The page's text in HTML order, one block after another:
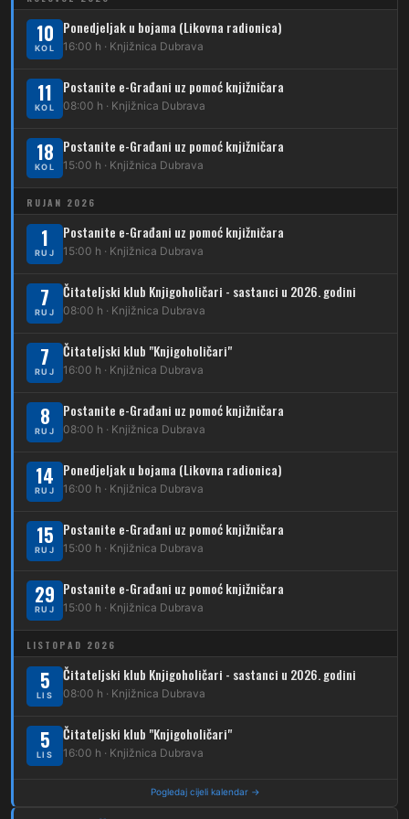
Kliknite stanicu za prikaz voznog reda
208 Dubrava – Vidovec
209
210 Dubrava – Stud. grad – Klin
213
214 Koledinečka – Resnički gaj
223 Dubrava – Trnovčica – Dubec
230 Dubrava – Granešinski Novaki
232 Dubrava – Jazbina
269
DUBEC
212
223 Dubec – Trnovčica – Dubrava
224 Dubec – Novoselec
261 Dubec – Sesvete – Goranec
262 Dubec – Sesvete – Planina Donja
263 Dubec – Sesvete–Kašina – Pl.Gornja
264 Dubec – Sesvete – Jesenovec
267
270 Dubec – Sesvete – Blaguša
11 Dubec – Črnomerec
34 Dubec – Ljubljanica – Noćna linija
Karta tramvajskih linija
10
KOL
Ponedjeljak u bojama (Likovna radionica)
16:00 h · Knjižnica Dubrava
11
KOL
Postanite e-Građani uz pomoć knjižničara
08:00 h · Knjižnica Dubrava
18
KOL
Postanite e-Građani uz pomoć knjižničara
15:00 h · Knjižnica Dubrava
RUJAN 2026
1
RUJ
Postanite e-Građani uz pomoć knjižničara
15:00 h · Knjižnica Dubrava
7
RUJ
Čitateljski klub Knjigoholičari - sastanci u 2026. godini
08:00 h · Knjižnica Dubrava
7
RUJ
Čitateljski klub "Knjigoholičari"
16:00 h · Knjižnica Dubrava
8
RUJ
Postanite e-Građani uz pomoć knjižničara
08:00 h · Knjižnica Dubrava
14
RUJ
Ponedjeljak u bojama (Likovna radionica)
16:00 h · Knjižnica Dubrava
15
RUJ
Postanite e-Građani uz pomoć knjižničara
15:00 h · Knjižnica Dubrava
29
RUJ
Postanite e-Građani uz pomoć knjižničara
15:00 h · Knjižnica Dubrava
LISTOPAD 2026
5
LIS
Čitateljski klub Knjigoholičari - sastanci u 2026. godini
08:00 h · Knjižnica Dubrava
5
LIS
Čitateljski klub "Knjigoholičari"
16:00 h · Knjižnica Dubrava
Pogledaj cijeli kalendar →